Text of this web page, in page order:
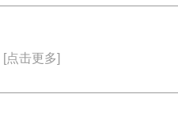
[点击更多]